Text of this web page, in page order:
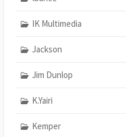
IK Multimedia
Jackson
Jim Dunlop
K.Yairi
Kemper